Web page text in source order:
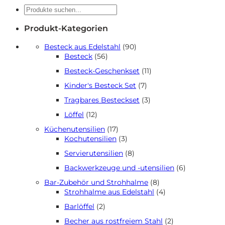
Suche
Produkt-Kategorien
Besteck aus Edelstahl 9090
Besteck 5656
Besteck-Geschenkset 1111
Kinder's Besteck Set 77
Tragbares Besteckset 33
Löffel 1212
Küchenutensilien 1717
Produkte
Kochutensilien 33
Servierutensilien 88
Backwerkzeuge und -utensilien 66
Bar-Zubehör und Strohhalme 88
Produkte
Strohhalme aus Edelstahl 44
Barlöffel 22
Becher aus rostfreiem Stahl 22